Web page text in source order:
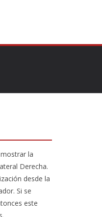
la
Derecha.
desde la
Si se
este